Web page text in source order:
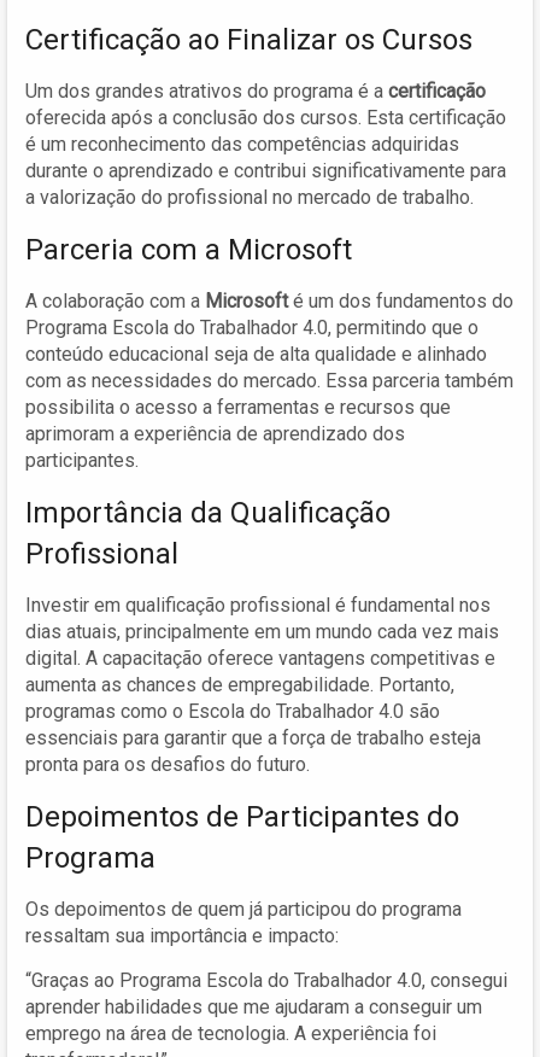
Certificação ao Finalizar os Cursos
Um dos grandes atrativos do programa é a certificação
oferecida após a conclusão dos cursos. Esta certificação
é um reconhecimento das competências adquiridas
durante o aprendizado e contribui significativamente para
a valorização do profissional no mercado de trabalho.
Parceria com a Microsoft
A colaboração com a Microsofté um dos fundamentos do
Programa Escola do Trabalhador 4.0, permitindo que o
conteúdo educacional seja de alta qualidade e alinhado
com as necessidades do mercado. Essa parceria também
possibilita o acesso a ferramentas e recursos que
aprimoram a experiência de aprendizado dos
participantes.
Importância da Qualificação
Profissional
Investir em qualificação profissional é fundamental nos
dias atuais, principalmente em um mundo cada vez mais
digital. A capacitação oferece vantagens competitivas e
aumenta as chances de empregabilidade. Portanto,
programas como o Escola do Trabalhador 4.0 são
essenciais para garantir que a força de trabalho esteja
pronta para os desafios do futuro.
Depoimentos de Participantes do
Programa
Os depoimentos de quem já participou do programa
ressaltam sua importância e impacto:
“Graças ao Programa Escola do Trabalhador 4.0, consegui
aprender habilidades que me ajudaram a conseguir um
emprego na área de tecnologia. A experiência foi